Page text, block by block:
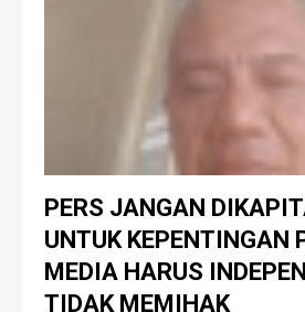
PERS JANGAN
UNTUK KEPENTINGAN
MEDIA HARUS
TIDAK MEMIHAK